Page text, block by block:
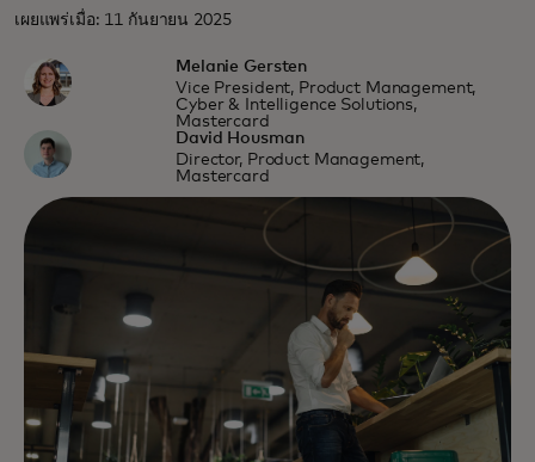
เผยแพร่เมื่อ: 11 กันยายน 2025
Melanie Gersten
Vice President, Product Management,
Cyber & Intelligence Solutions,
Mastercard
David Housman
Director, Product Management,
Mastercard